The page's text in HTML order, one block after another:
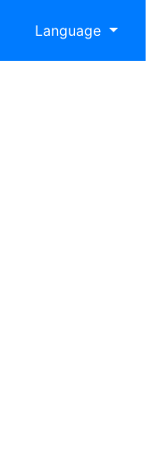
Language